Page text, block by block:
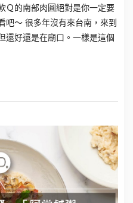
Ｑ的南部肉圓絕對是你一定要
吧～ 很多年沒有來台南，來到
還好還是在廟口。一樣是這個